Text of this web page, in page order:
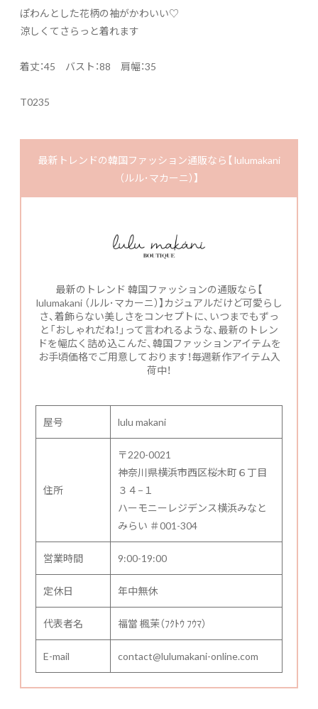
ぽわんとした花柄の袖がかわいい♡
涼しくてさらっと着れます
着丈：45 バスト：88 肩幅：35
T0235
最新トレンドの韓国ファッション通販なら【 lulumakani
（ルル･マカーニ）】
最新のトレンド 韓国ファッションの通販なら【
lulumakani （ルル･マカーニ）】カジュアルだけど可愛らし
さ、着飾らない美しさをコンセプトに、いつまでもずっ
と「おしゃれだね！」って言われるような、最新のトレン
ドを幅広く詰め込こんだ、韓国ファッションアイテムを
お手頃価格でご用意しております！毎週新作アイテム入
荷中！
屋号 lulu makani
住所
〒220-0021
神奈川県横浜市西区桜木町６丁目
３４−１
ハーモニーレジデンス横浜みなと
みらい ＃001-304
営業時間 9:00-19:00
定休日 年中無休
代表者名 福當 楓茉（ﾌｸﾄｳ ﾌｳﾏ）
E-mail contact@lulumakani-online.com